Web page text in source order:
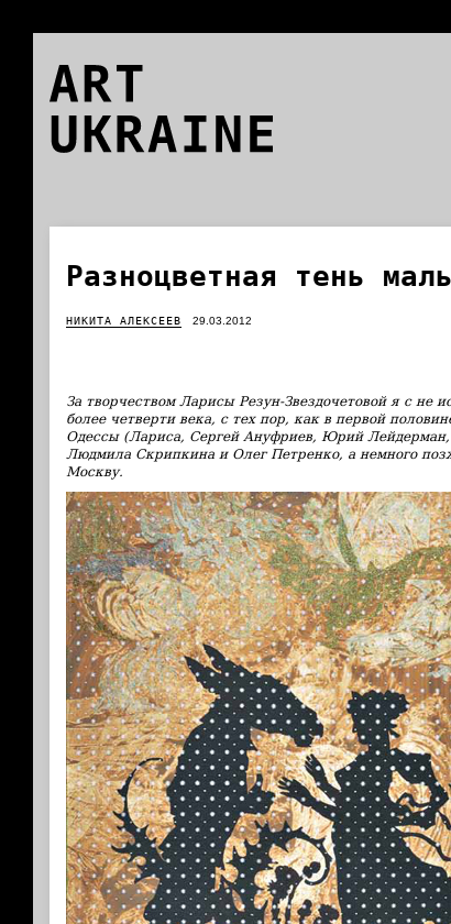
ART
UKRAINE
Разноцветная тень
НИКИТА АЛЕКСЕЕВ 29.03.2012
За творчеством Ларисы Резун-Звездочетовой я с
более четверти века, с тех пор, как в первой
Одессы (Лариса, Сергей Ануфриев, Юрий
Людмила Скрипкина и Олег Петренко, а немного
Москву.